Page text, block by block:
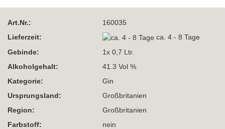
Art.Nr.:
160035
Lieferzeit:
ca. 4 - 8 Tage
Gebinde:
1x 0,7 Ltr.
Alkoholgehalt:
41.3 Vol %
Kategorie:
Gin
Ursprungsland:
Großbritanien
Region:
Großbritanien
Farbstoff:
nein